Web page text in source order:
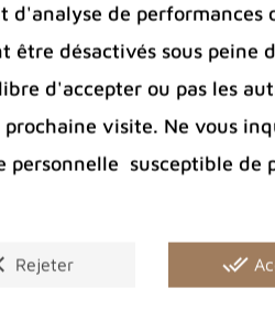
pierre de protection,
à prendre
de mieux gérer le
de performances
être désactivés sous peine
d'accepter ou pas les
visite. Ne vous
personnelle susceptible de
Rejeter done_all